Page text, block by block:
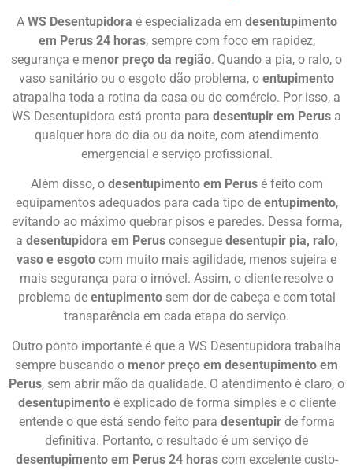
A WS Desentupidora é especializada em desentupimento
em Perus 24 horas, sempre com foco em rapidez,
segurança e menor preço da região. Quando a pia, o ralo, o
vaso sanitário ou o esgoto dão problema, o entupimento
atrapalha toda a rotina da casa ou do comércio. Por isso, a
WS Desentupidora está pronta para desentupir em Perus a
qualquer hora do dia ou da noite, com atendimento
emergencial e serviço profissional.
Além disso, o desentupimento em Perusé feito com
equipamentos adequados para cada tipo de entupimento,
evitando ao máximo quebrar pisos e paredes. Dessa forma,
a desentupidora em Perusconsegue desentupir pia, ralo,
vaso e esgoto com muito mais agilidade, menos sujeira e
mais segurança para o imóvel. Assim, o cliente resolve o
problema de entupimentosem dor de cabeça e com total
transparência em cada etapa do serviço.
Outro ponto importante é que a WS Desentupidora trabalha
sempre buscando o menor preço em desentupimento em
Perus, sem abrir mão da qualidade. O atendimento é claro, o
desentupimentoé explicado de forma simples e o cliente
entende o que está sendo feito para desentupirde forma
definitiva. Portanto, o resultado é um serviço de
desentupimento em Perus 24 horascom excelente custo-